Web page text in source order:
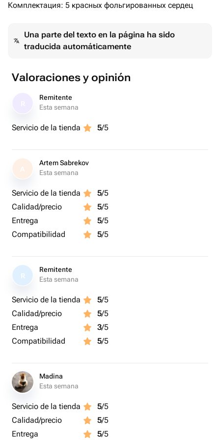
Комплектация: 5 красных фольгированных сердец
Una parte del texto en la página ha sido
traducida automáticamente
Valoraciones y opinión
Remitente
Esta semana
Servicio de la tienda 5/5
A
Artem Sabrekov
Esta semana
Servicio de la tienda 5/5
Calidad/precio
5/5
Entrega
5/5
Compatibilidad
5/5
R
Remitente
Esta semana
Servicio de la tienda 5/5
Calidad/precio
5/5
Entrega
3/5
Compatibilidad
5/5
Madina
Esta semana
Servicio de la tienda 5/5
Calidad/precio
5/5
Entrega
5/5